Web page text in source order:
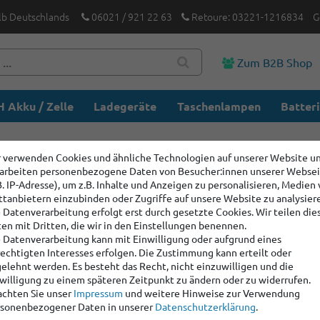
Deutschlands 06021 / 921 22 63 Retoure: 03221-1216834
Zum B2B Shop
Akku / Zelle Ladegeräte Taschenlampen
Produktauswahl ✓ Schnelle
verwenden Cookies und ähnliche Technologien auf unserer Website
personenbezogene Daten von Besucher:innen unserer
IP-Adresse), um z.B. Inhalte und Anzeigen zu personalisieren, Medien
einzubinden oder Zugriffe auf unsere Website zu
Datenverarbeitung erfolgt erst durch gesetzte Cookies. Wir teilen
mit Dritten, die wir in den Einstellungen benennen.
Datenverarbeitung kann mit Einwilligung oder aufgrund eines
Interesses erfolgen. Die Zustimmung kann erteilt oder
werden. Es besteht das Recht, nicht einzuwilligen und die
zu einem späteren Zeitpunkt zu ändern oder zu widerrufen.
Sie unserImpressum und weitere Hinweise zur Verwendung
Daten in unsererDaten­schutz­erklärung.
Social Media
Facebook
Twitter
Newsletter
E-MAIL **
Newsletter
Honig